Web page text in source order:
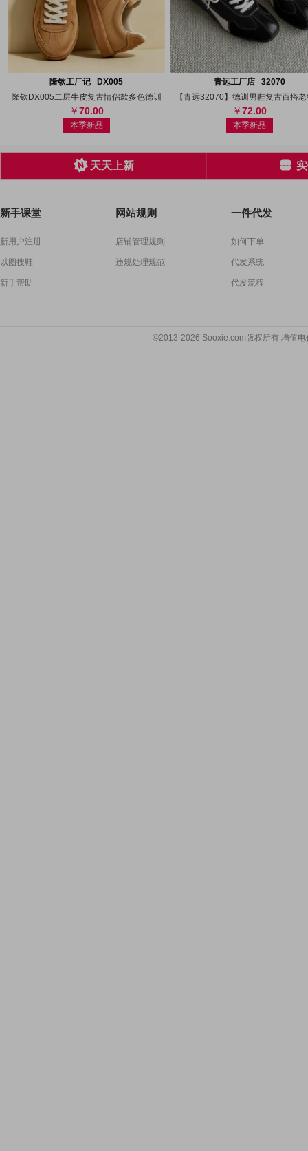
代发
隆钦工厂记 DX005
隆钦DX005二层牛皮复古情侣款多色德训
70.00
本季新品
代发
青远工厂店 32070
【青远32070】德训男鞋复古百搭
72.00
本季新品
天天上新
新手课堂
新用户注册
以图搜鞋
新手帮助
网站规则
店铺管理规则
违规处理规范
一件代发
如何下单
代发系统
代发流程
©2013-2026 Sooxie.com版权所有 增值